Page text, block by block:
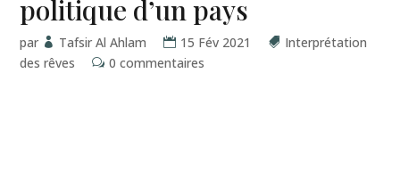
politique d’un pays
par Tafsir Al Ahlam 15 Fév 2021
Interprétation
des rêves
0 commentaires